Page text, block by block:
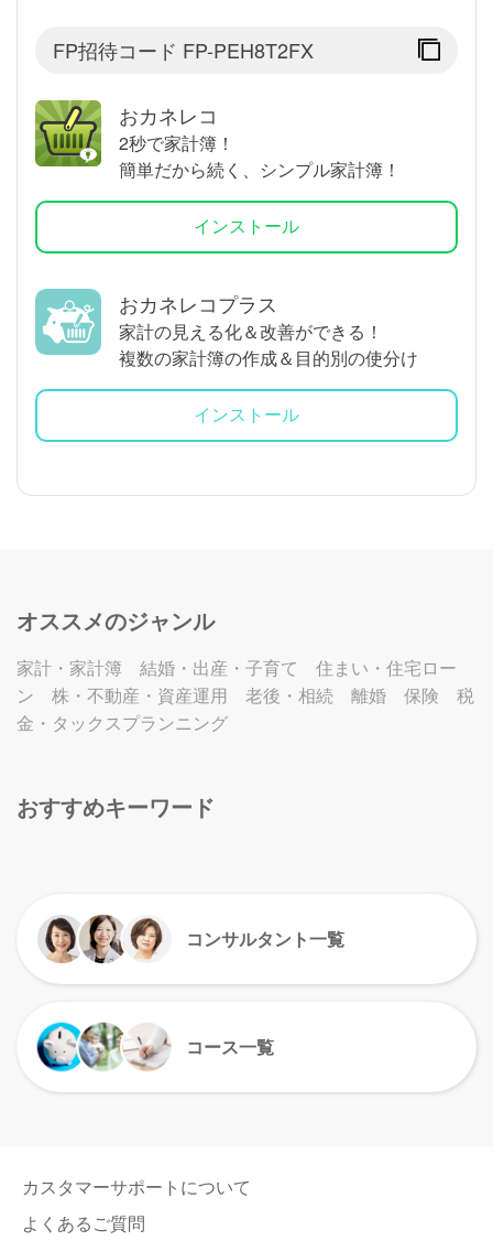
FP招待コード FP-PEH8T2FX
おカネレコ
2秒で家計簿！
簡単だから続く、シンプル家計簿！
インストール
おカネレコプラス
家計の見える化＆改善ができる！
複数の家計簿の作成＆目的別の使分け
インストール
オススメのジャンル
家計・家計簿 結婚・出産・子育て
住まい・住宅ロー
ン
株・不動産・資産運用 老後・相続 離婚 保険
税
金・タックスプランニング
おすすめキーワード
コンサルタント一覧
コース一覧
カスタマーサポートについて
よくあるご質問